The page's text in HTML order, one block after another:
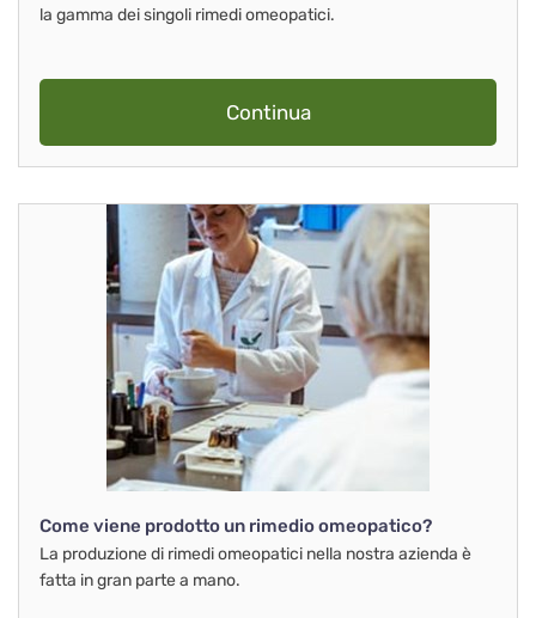
la gamma dei singoli rimedi omeopatici.
Continua
Come viene prodotto un rimedio omeopatico?
La produzione di rimedi omeopatici nella nostra azienda è
fatta in gran parte a mano.